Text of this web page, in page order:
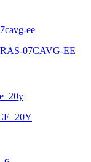
07CAVG-EE